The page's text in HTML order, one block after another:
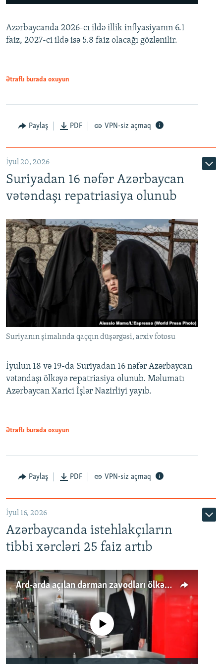
Auto
360p
480p
Azərbaycanda 2026-cı ildə illik inflyasiyanın 6.1
faiz, 2027-ci ildə isə 5.8 faiz olacağı gözlənilir.
Ətraflı burada oxuyun
Paylaş PDF VPN-siz açmaq
İyul 20, 2026
Suriyadan 16 nəfər Azərbaycan
vətəndaşı repatriasiya olunub
Suriyanın şimalında qaçqın düşərgəsi, arxiv fotosu
İyulun 18 və 19-da Suriyadan 16 nəfər Azərbaycan
vətəndaşı ölkəyə repatriasiya olunub. Məlumatı
Azərbaycan Xarici İşlər Nazirliyi yayıb.
Ətraflı burada oxuyun
Paylaş PDF VPN-siz açmaq
İyul 16, 2026
Azərbaycanda istehlakçıların
tibbi xərcləri 25 faiz artıb
Ard-arda açılan dərman zavodları ölkənin tələbatını ödəyirmi?
No media source currently available